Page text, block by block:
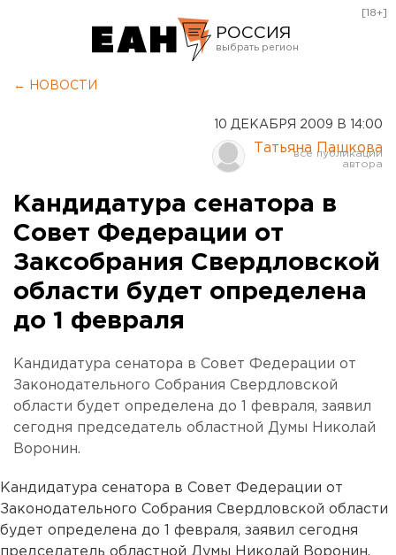
РОССИЯ
Курган
Оренбург
[18+]
← НОВОСТИ
10 ДЕКАБРЯ 2009 В 14:00
Татьяна Пашкова
Кандидатура сенатора в
Совет Федерации от
Заксобрания Свердловской
области будет определена
до 1 февраля
Кандидатура сенатора в Совет Федерации от
Законодательного Собрания Свердловской
области будет определена до 1 февраля, заявил
сегодня председатель областной Думы Николай
Воронин.
Кандидатура сенатора в Совет Федерации от
Законодательного Собрания Свердловской области
будет определена до 1 февраля, заявил сегодня
председатель областной Думы Николай Воронин.